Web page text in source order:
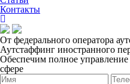
Контакты
От федерального оператора
Аутстаффинг иностранного
Обеспечим полное
сфере